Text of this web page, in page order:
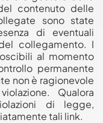
contenuto delle
sono state
di eventuali
collegamento. I
al momento
permanente
non è ragionevole
Qualora
di legge,
tali link.